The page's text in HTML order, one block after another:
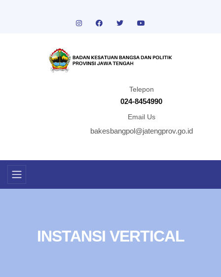
Telepon
024-8454990
Email Us
bakesbangpol@jatengprov.go.id
INSTANSI VERTICAL